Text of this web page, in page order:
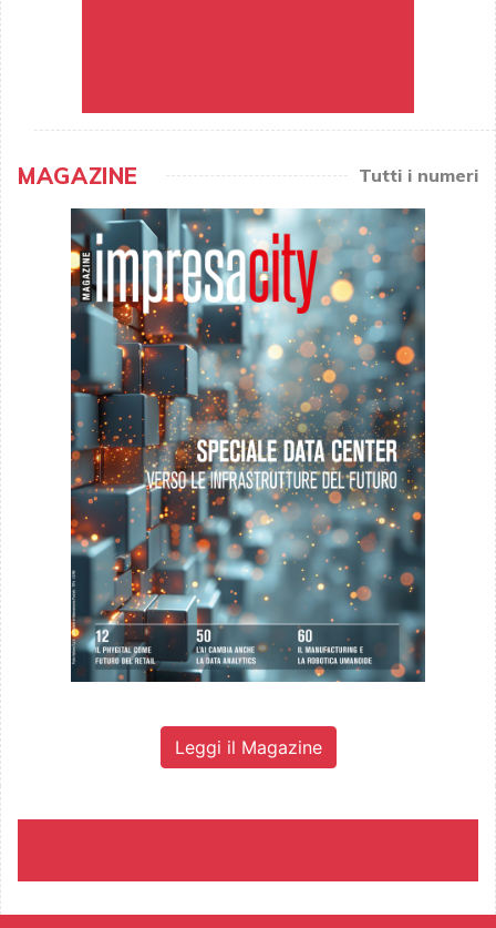
MAGAZINE Tutti i numeri
Leggi il Magazine